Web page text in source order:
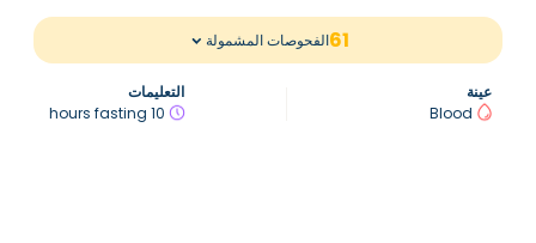
61الفحوصات المشمولة
عينة
Blood
التعليمات
10 hours fasting